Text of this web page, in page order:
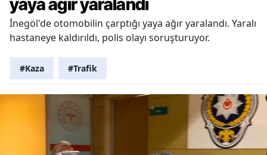
yaya ağır yaralandı
İnegöl'de otomobilin çarptığı yaya ağır yaralandı. Yaralı
hastaneye kaldırıldı, polis olayı soruşturuyor.
#Kaza #Trafik